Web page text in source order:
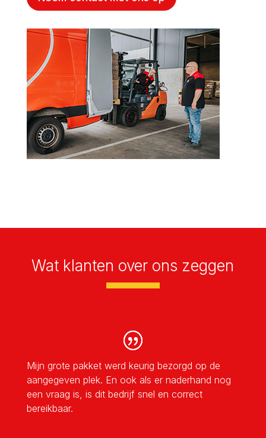
Wat klanten over ons zeggen
Mijn grote pakket werd keurig bezorgd op de
aangegeven plek. En ook als er naderhand nog
een vraag is, is dit bedrijf snel en correct
bereikbaar.